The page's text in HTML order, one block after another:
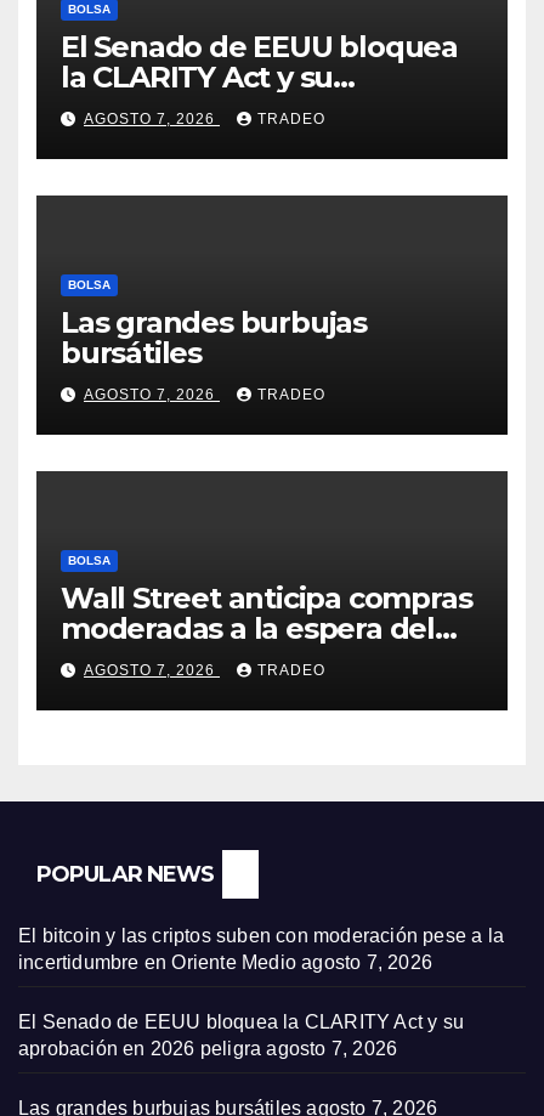
BOLSA
El Senado de EEUU bloquea
la CLARITY Act y su
aprobación en 2026 peligra
AGOSTO 7, 2026 TRADEO
BOLSA
Las grandes burbujas
bursátiles
AGOSTO 7, 2026 TRADEO
BOLSA
Wall Street anticipa compras
moderadas a la espera del
informe de empleo de EEUU
AGOSTO 7, 2026 TRADEO
POPULAR NEWS
El bitcoin y las criptos suben con moderación pese a la
incertidumbre en Oriente Medio agosto 7, 2026
El Senado de EEUU bloquea la CLARITY Act y su
aprobación en 2026 peligra agosto 7, 2026
Las grandes burbujas bursátiles agosto 7, 2026